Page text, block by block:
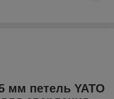
мм петель YATO